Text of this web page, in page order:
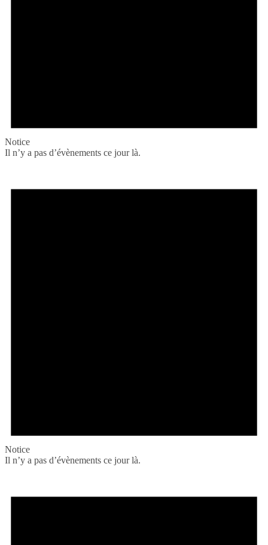
Notice
Il n’y a pas d’évènements ce jour là.
Notice
Il n’y a pas d’évènements ce jour là.